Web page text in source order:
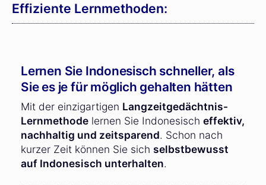
Effiziente Lernmethoden:
Lernen Sie Indonesisch schneller, als
Sie es je für möglich gehalten hätten
Mit der einzigartigen Langzeitgedächtnis-
Lernmethode lernen Sie Indonesisch effektiv,
nachhaltig und zeitsparend. Schon nach
kurzer Zeit können Sie sich selbstbewusst
auf Indonesisch unterhalten.